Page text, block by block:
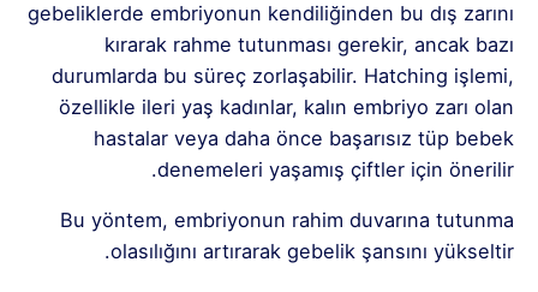
gebeliklerde embriyonun kendiliğinden bu dış zarını
kırarak rahme tutunması gerekir, ancak bazı
durumlarda bu süreç zorlaşabilir. Hatching işlemi,
özellikle ileri yaş kadınlar, kalın embriyo zarı olan
hastalar veya daha önce başarısız tüp bebek
denemeleri yaşamış çiftler için önerilir.
Bu yöntem, embriyonun rahim duvarına tutunma
olasılığını artırarak gebelik şansını yükseltir.